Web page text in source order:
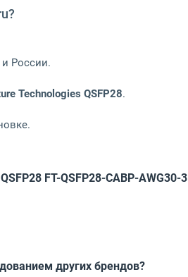
и России.
Technologies QSFP28.
FT-QSFP28-CABP-AWG30-3
других брендов?